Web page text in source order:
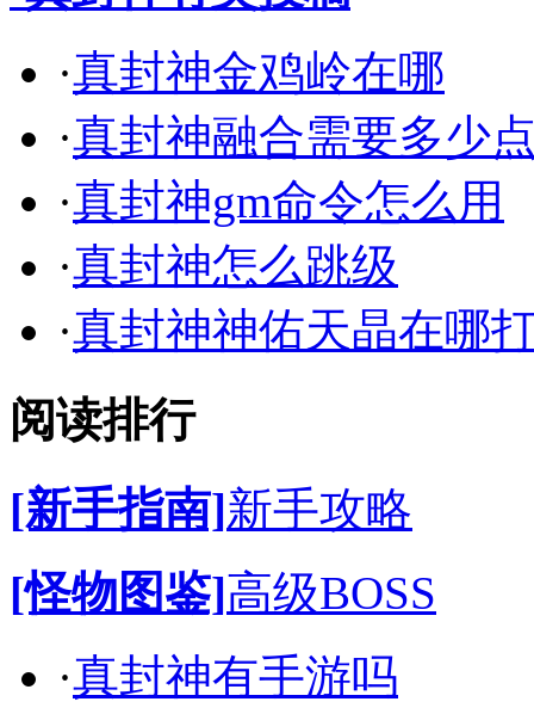
·真封神金鸡岭在哪
·真封神融合需要多少
·真封神gm命令怎么用
·真封神怎么跳级
·真封神神佑天晶在哪
阅读排行
[新手指南]新手攻略
[怪物图鉴]高级BOSS
·真封神有手游吗